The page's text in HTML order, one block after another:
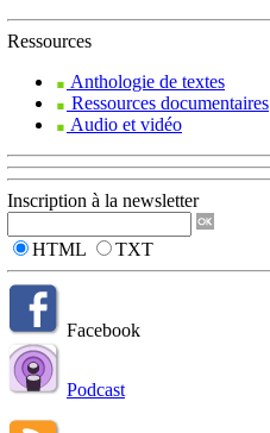
Ressources
Anthologie de textes
Ressources documentaires
Audio et vidéo
Inscription à la newsletter
HTML TXT
Facebook
Podcast